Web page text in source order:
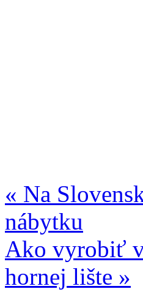
« Na
nábytku
Ako vyrobiť
hornej lište »